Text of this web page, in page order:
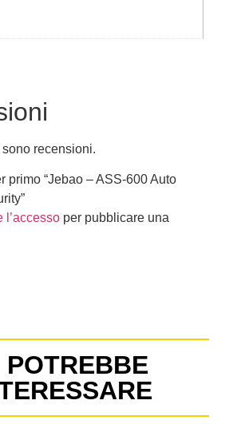
recensioni.
primo “Jebao – ASS-600 Auto
l’accessoper pubblicare una
POTREBBE